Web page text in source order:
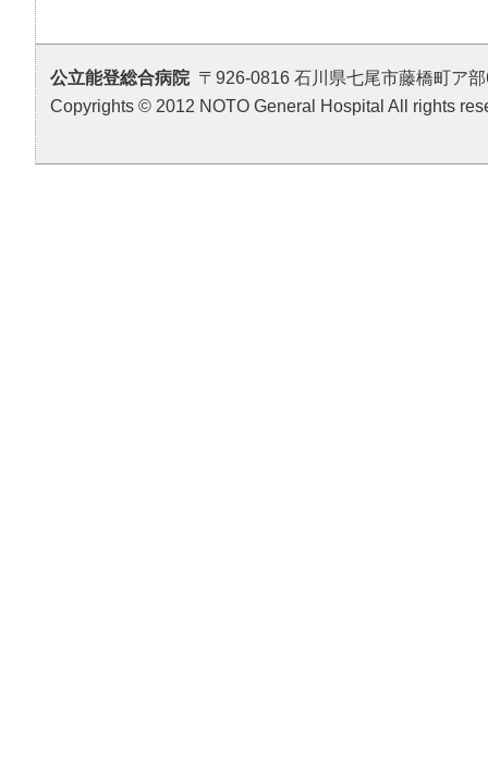
公立能登総合病院〒926-0816 石川県七尾市藤橋町ア
Copyrights © 2012 NOTO General Hospital All rights